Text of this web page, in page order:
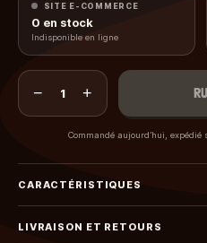
SITE E-COMMERCE
0 en stock
Indisponible en ligne
− 1 +
Commandé aujourd’hui, expédié
CARACTÉRISTIQUES
LIVRAISON ET RETOURS